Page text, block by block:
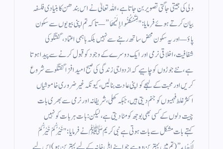
دلی کی جیتی جاگتی تصویر بن جاتا ہے، اللہ تعالیٰ نے اس بندھن کا بنیادی فلسفہ
بیان کرتے ہوئے فرمایا: "لِتَسْكُنُوا إِلَيْهَا”—تاکہ تم اپنی بیویوں سے سکون
پاؤ—اور یہ سکون محض ساتھ رہنے سے نہیں بلکہ باہمی اعتماد، گفتگو کی
شفافیت، اخلاقی نرمی اور ایک دوسرے کے وجود کو قبول کرنے سے پیدا ہوتا
ہے، نئے جوڑوں کو چاہیے کہ ازدواجی زندگی کی صبح امید افزا گفتگو سے شروع
کریں اور محبت کے لہجے کو اپنی عادت بنا لیں، کیونکہ غیرضروری خاموشیاں
اکثر غلط فہمیوں کو جنم دیتی ہیں، جبکہ کھلی، شریفانہ اور نرمی سے بھری بات
چیت دلوں کے کسی بھی بوجھ کو مٹا دیتی ہے، لیکن:بات ہر بات کو نہیں
کہتےبات مشکل سے بات ہوتی ہے نبی کریم ﷺ نے فرمایا: "خَيْرُكُمْ خَيْرُكُمْ